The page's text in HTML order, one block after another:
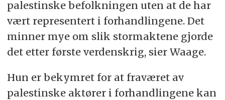
palestinske befolkningen uten at de har
vært representert i forhandlingene. Det
minner mye om slik stormaktene gjorde
det etter første verdenskrig, sier Waage.
Hun er bekymret for at fraværet av
palestinske aktører i forhandlingene kan